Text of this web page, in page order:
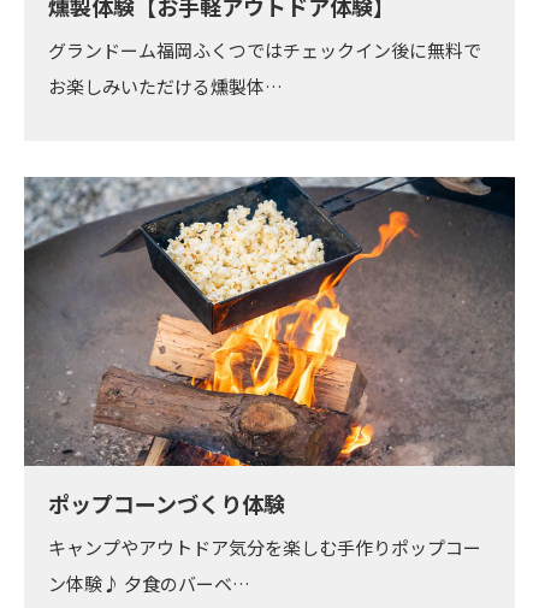
グランドーム福岡ふくつではチェックイン後に無料で
お楽しみいただける燻製体…
ポップコーンづくり体験
キャンプやアウトドア気分を楽しむ手作りポップコー
ン体験♪ 夕食のバーベ…